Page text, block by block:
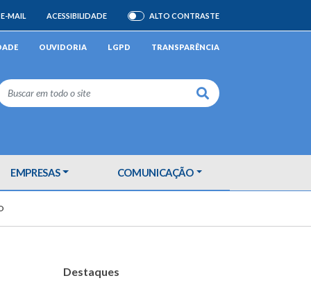
E-MAIL ACESSIBILIDADE ATIVAR/DESATIVAR
ALTO CONTRASTE
OUVIDORIA LGPD TRANSPARÊNCIA
Buscar
EMPRESAS COMUNICAÇÃO
Destaques